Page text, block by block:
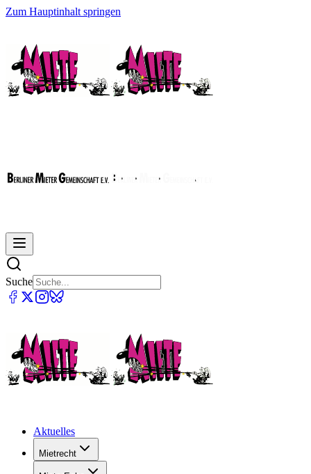
Zum Hauptinhalt springen
Suche
Aktuelles
Mietrecht